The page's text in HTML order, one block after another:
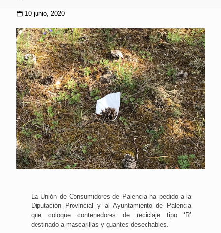
10 junio, 2020
La Unión de Consumidores de Palencia ha pedido a la
Diputación Provincial y al Ayuntamiento de Palencia
que coloque contenedores de reciclaje tipo ‘R’
destinado a mascarillas y guantes desechables.